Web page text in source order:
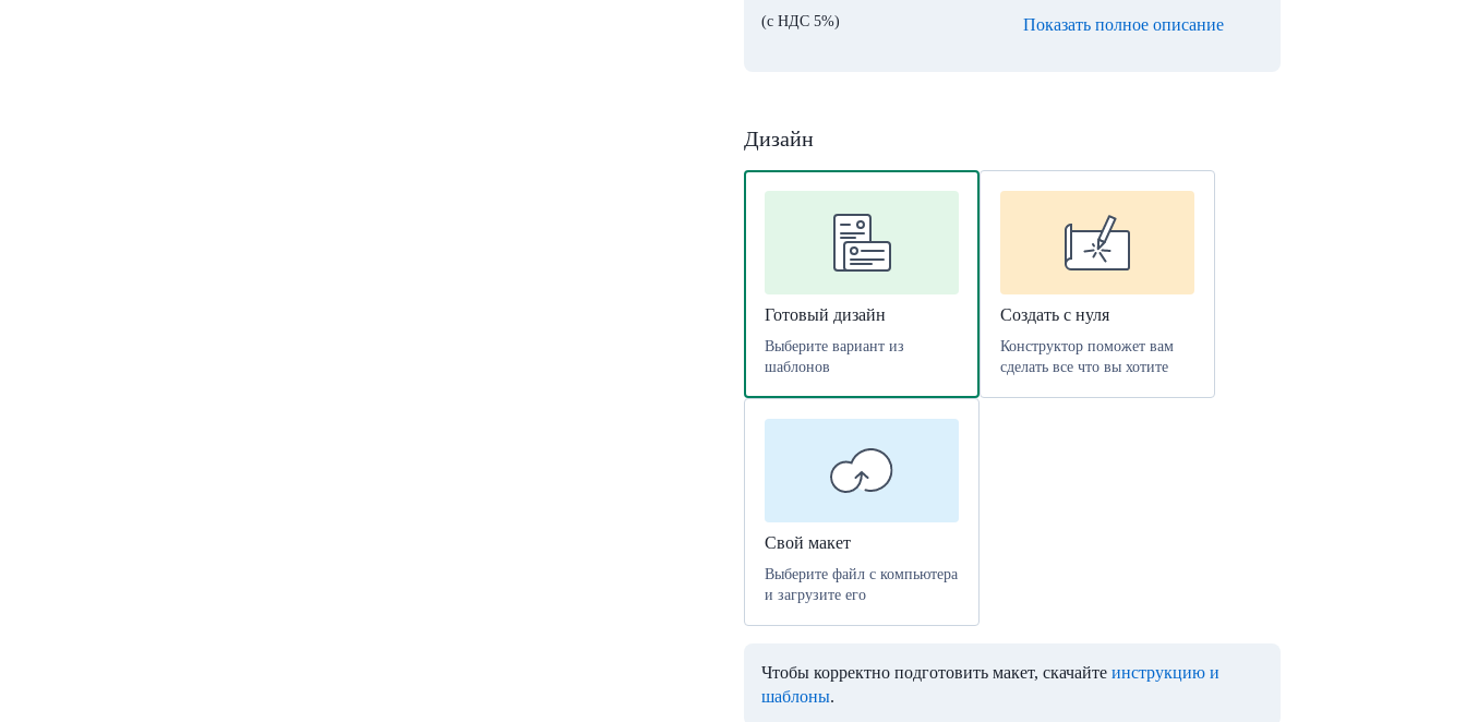
(с НДС 5%) Показать полное описание
Дизайн
Готовый дизайн
Выберите вариант из
шаблонов
Создать с нуля
Конструктор поможет вам
сделать все что вы хотите
Свой макет
Выберите файл с компьютера
и загрузите его
Чтобы корректно подготовить макет, скачайте инструкцию и
шаблоны.